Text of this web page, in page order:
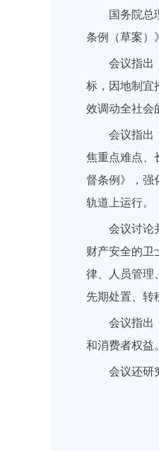
国务院总
条例（草案）
会议指出
标，因地制宜
效调动全社会
会议指出
焦重点难点、
督条例》，强
轨道上运行。
会议讨论
财产安全的卫
律、人员管理
先期处置、转
会议指出
和消费者权益。
会议还研